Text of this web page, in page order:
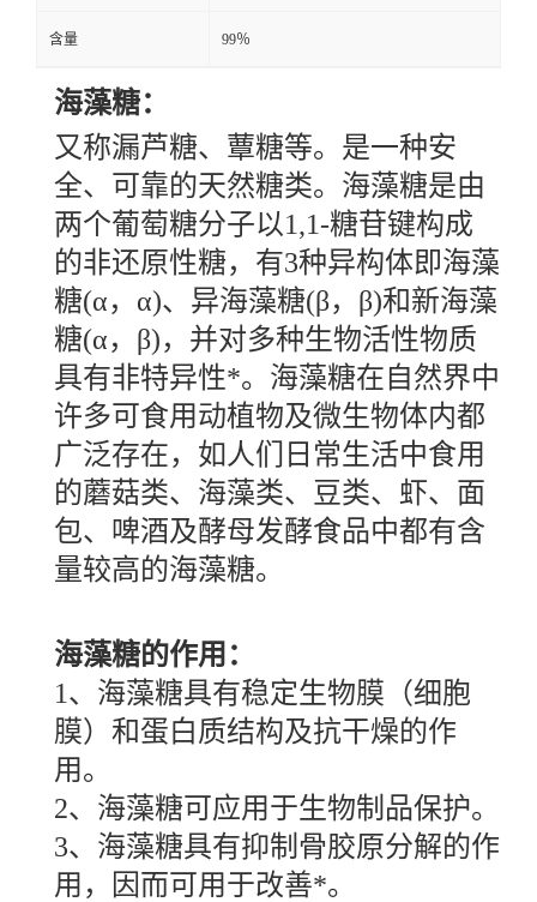
含量 99％
海藻糖：
又称漏芦糖、蕈糖等。是一种安
全、可靠的天然糖类。海藻糖是由
两个葡萄糖分子以1,1-糖苷键构成
的非还原性糖，有3种异构体即海藻
糖(α，α)、异海藻糖(β，β)和新海藻
糖(α，β)，并对多种生物活性物质
具有非特异性*。海藻糖在自然界中
许多可食用动植物及微生物体内都
广泛存在，如人们日常生活中食用
的蘑菇类、海藻类、豆类、虾、面
包、啤酒及酵母发酵食品中都有含
量较高的海藻糖。
海藻糖的作用：
1、海藻糖具有稳定生物膜（细胞
膜）和蛋白质结构及抗干燥的作
用。
2、海藻糖可应用于生物制品保护。
3、海藻糖具有抑制骨胶原分解的作
用，因而可用于改善*。